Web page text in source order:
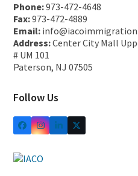
Phone:973-472-4648
Fax:973-472-4889
Email:
Address:Center City Mall
# UM 101
Paterson, NJ 07505
Follow Us